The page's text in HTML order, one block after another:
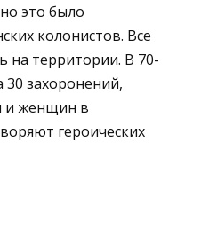
это было
колонистов. Все
на территории. В 70-
30 захоронений,
и женщин в
героических